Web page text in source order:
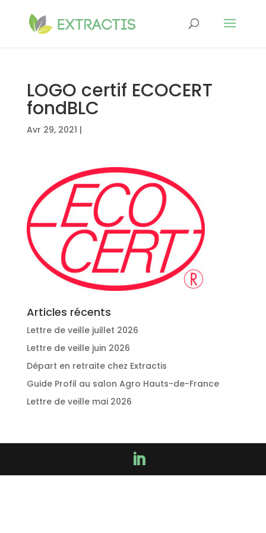
LOGO certif ECOCERT
fondBLC
Avr 29, 2021 |
Articles récents
Lettre de veille juillet 2026
Lettre de veille juin 2026
Départ en retraite chez Extractis
Guide Profil au salon Agro Hauts-de-France
Lettre de veille mai 2026